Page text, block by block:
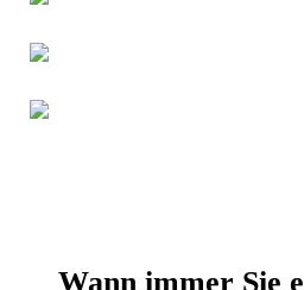
Wann immer Sie